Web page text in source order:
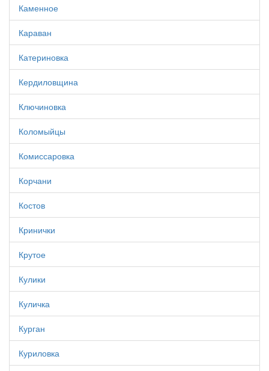
Каменное
Караван
Катериновка
Кердиловщина
Ключиновка
Коломыйцы
Комиссаровка
Корчани
Костов
Кринички
Крутое
Кулики
Куличка
Курган
Куриловка